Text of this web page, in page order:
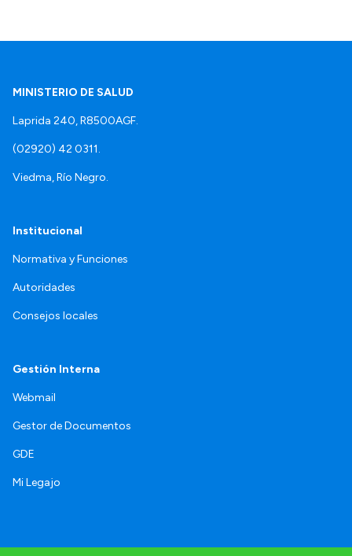
MINISTERIO DE SALUD
Laprida 240, R8500AGF.
(02920) 42 0311.
Viedma, Río Negro.
Institucional
Normativa y Funciones
Autoridades
Consejos locales
Gestión Interna
Webmail
Gestor de Documentos
GDE
Mi Legajo